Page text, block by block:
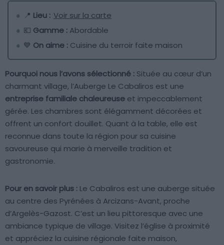
📍 Lieu : Voir sur la carte
💶 Gamme : Abordable
💙 On aime : Cuisine du terroir faite maison
Pourquoi nous l’avons sélectionné : Située au cœur d’un
charmant village, l’Auberge Le Cabaliros est une
entreprise familiale chaleureuse et impeccablement
gérée. Les chambres sont élégamment décorées et
offrent un confort douillet. Quant à la table, elle est
reconnue dans toute la région pour sa cuisine
savoureuse qui marie à merveille tradition et
gastronomie.
Pour en savoir plus : Le Cabaliros est une auberge située
au centre des Pyrénées à Arcizans-Avant, proche
d’Argelès-Gazost. C’est un lieu pittoresque avec une
ambiance typique de village. Visitez l’église à proximité
et appréciez la cuisine régionale faite maison,